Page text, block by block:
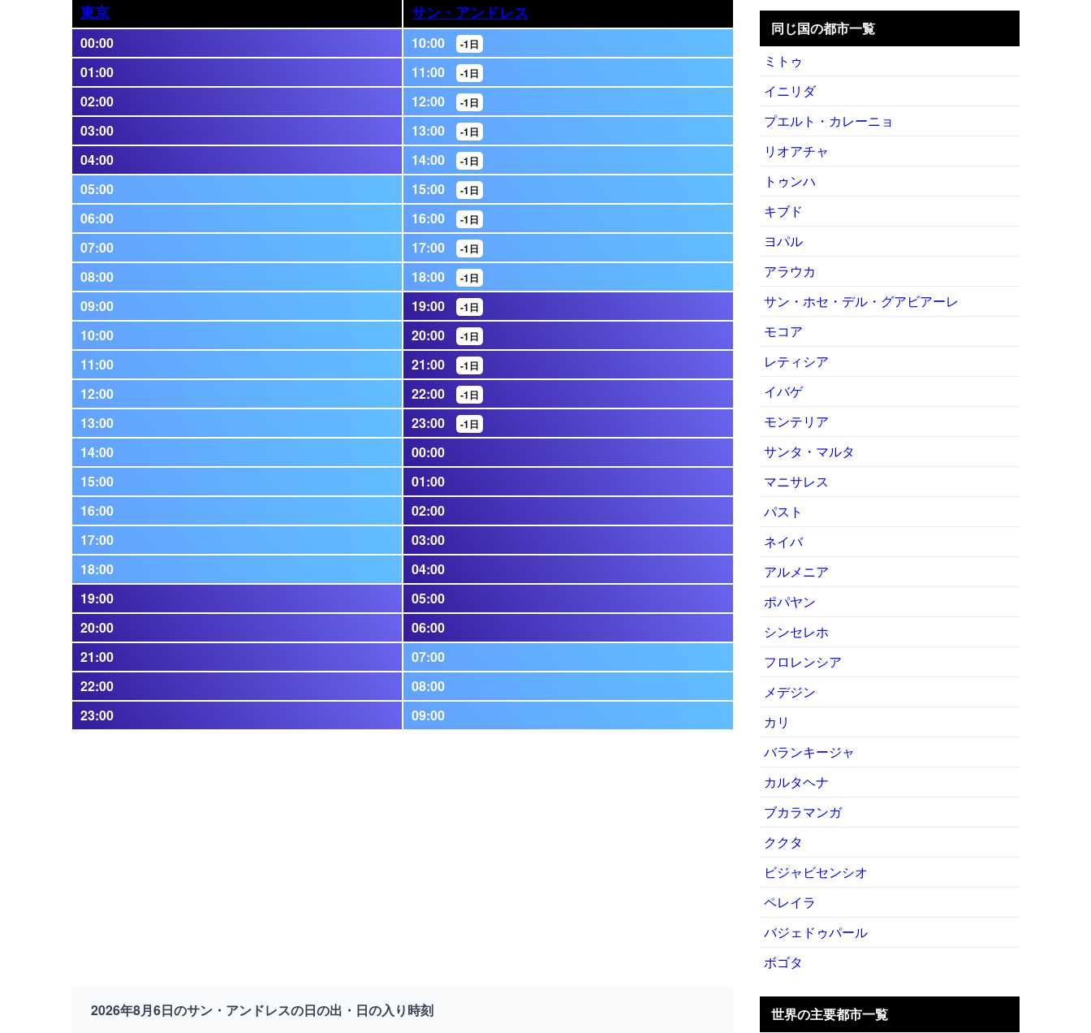
東京 サン・アンドレス
00:00 10:00 -1日
01:00 11:00 -1日
02:00 12:00 -1日
03:00 13:00 -1日
04:00 14:00 -1日
05:00 15:00 -1日
06:00 16:00 -1日
07:00 17:00 -1日
08:00 18:00 -1日
09:00 19:00 -1日
10:00 20:00 -1日
11:00 21:00 -1日
12:00 22:00 -1日
13:00 23:00 -1日
14:00
00:00
15:00
01:00
16:00
02:00
17:00
03:00
18:00
04:00
19:00
05:00
20:00
06:00
21:00
07:00
22:00
08:00
23:00
09:00
2026年8月6日のサン・アンドレスの日の出・日の入り時刻
同じ国の都市一覧
ミトゥ
イニリダ
プエルト・カレーニョ
リオアチャ
トゥンハ
キブド
ヨパル
アラウカ
サン・ホセ・デル・グアビアーレ
モコア
レティシア
イバゲ
モンテリア
サンタ・マルタ
マニサレス
パスト
ネイバ
アルメニア
ポパヤン
シンセレホ
フロレンシア
メデジン
カリ
バランキージャ
カルタヘナ
ブカラマンガ
ククタ
ビジャビセンシオ
ペレイラ
バジェドゥパール
ボゴタ
世界の主要都市一覧